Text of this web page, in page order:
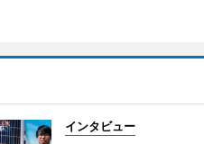
インタビュー